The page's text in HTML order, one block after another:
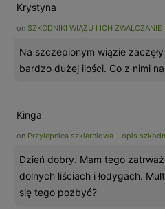
Krystyna
on SZKODNIKI WIĄZU I ICH ZWALCZANIE
Na szczepionym wiązie
bardzo dużej ilości. Co z nimi
Kinga
on Przylepnica szklarniowa – opis
Dzień dobry. Mam tego
dolnych liściach i łodygach.
się tego pozbyć?